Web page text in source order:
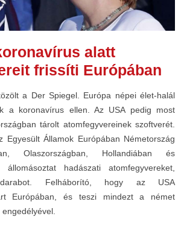
alatt
frissíti Európában
a Der Spiegel. Európa népei élet-halál
a koronavírus ellen. Az USA pedig most
tárolt atomfegyvereinek szoftverét.
Egyesült Államok Európában Németország
Olaszországban, Hollandiában és
hadászati atomfegyvereket,
Felháborító, hogy az USA
Európában, és teszi mindezt a német